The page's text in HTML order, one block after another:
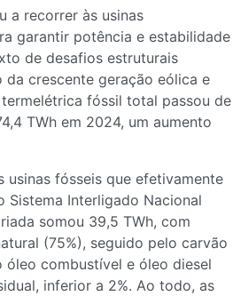
a recorrer às usinas
garantir potência e estabilidade
de desafios estruturais
crescente geração eólica e
fóssil total passou de
TWh em 2024, um aumento
usinas fósseis que efetivamente
Sistema Interligado Nacional
somou 39,5 TWh, com
(75%), seguido pelo carvão
óleo combustível e óleo diesel
inferior a 2%. Ao todo, as